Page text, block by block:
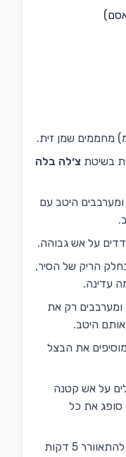
בשיטת צ׳לה בלה
ומערבבים היטב עם
על אש גבוהה.
הריק של הסיר,
עדינה.
ומערבבים רק את
היטב.
את הבצל
על אש קטנה
סופג את כל
מכבים את האש, מניחים למנה להתאוורר 5 דקות